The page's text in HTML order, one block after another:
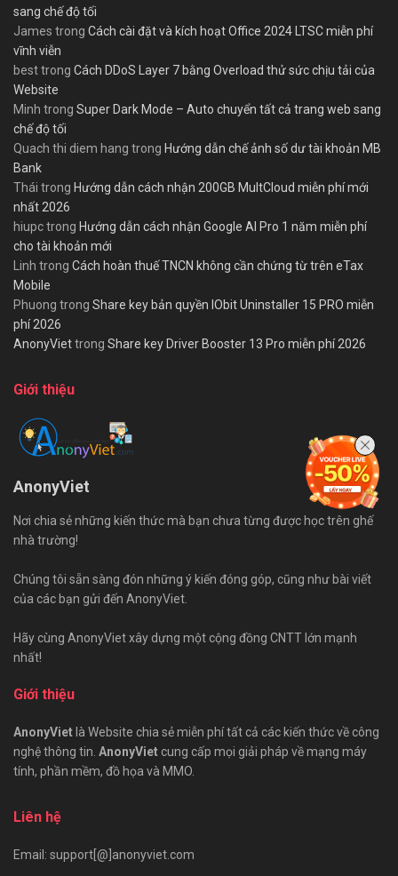
sang chế độ tối
James trong Cách cài đặt và kích hoạt Office 2024 LTSC miễn phí
vĩnh viễn
besttrong Cách DDoS Layer 7 bằng Overload thử sức chịu tải của
Website
Minh trong Super Dark Mode – Auto chuyển tất cả trang web sang
chế độ tối
Quach thi diem hang trong Hướng dẫn chế ảnh số dư tài khoản MB
Bank
Thái trong Hướng dẫn cách nhận 200GB MultCloud miễn phí mới
nhất 2026
hiupctrong Hướng dẫn cách nhận Google AI Pro 1 năm miễn phí
cho tài khoản mới
Linh trong Cách hoàn thuế TNCN không cần chứng từ trên eTax
Mobile
Phuong trong Share key bản quyền IObit Uninstaller 15 PRO miễn
phí 2026
AnonyViettrong Share key Driver Booster 13 Pro miễn phí 2026
Giới thiệu
AnonyViet
Nơi chia sẻ những kiến thức mà bạn chưa từng được học trên ghế
nhà trường!
Chúng tôi sẵn sàng đón những ý kiến đóng góp, cũng như bài viết
của các bạn gửi đến AnonyViet.
Hãy cùng AnonyViet xây dựng một cộng đồng CNTT lớn mạnh
nhất!
Giới thiệu
AnonyViet là Website chia sẻ miễn phí tất cả các kiến thức về công
nghệ thông tin. AnonyViet cung cấp mọi giải pháp về mạng máy
tính, phần mềm, đồ họa và MMO.
Liên hệ
Email: support[@]anonyviet.com